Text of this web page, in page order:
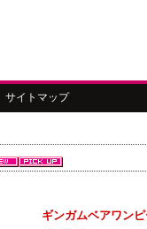
サイトマップ
ギンガムベアワン